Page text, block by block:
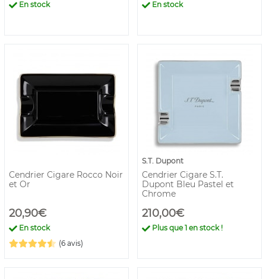
En stock En stock
Cendrier Cigare Rocco Noir
et Or
20,90€
En stock
(6 avis)
S.T. Dupont
Cendrier Cigare S.T.
Dupont Bleu Pastel et
Chrome
210,00€
Plus que1 en stock !